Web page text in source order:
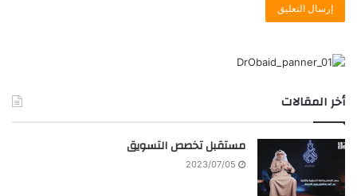
أخر المقالات
مستقبل تخصص التسويق
2023/07/05